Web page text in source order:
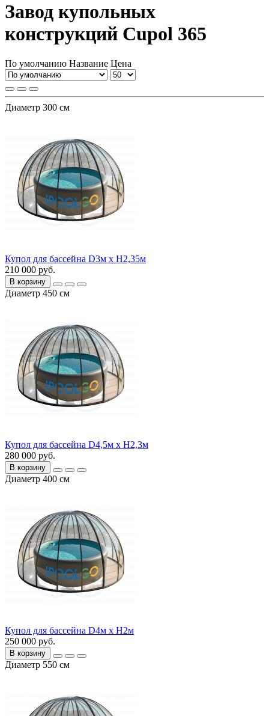
Завод купольных
конструкций Cupol 365
По умолчанию Название Цена
Диаметр 300 см
Купол для бассейна D3м х H2,35м
210 000 руб.
В корзину
Диаметр 450 см
Купол для бассейна D4,5м х H2,3м
280 000 руб.
В корзину
Диаметр 400 см
Купол для бассейна D4м х H2м
250 000 руб.
В корзину
Диаметр 550 см